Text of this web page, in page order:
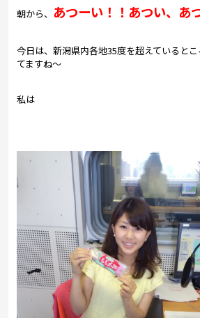
キッズ
ケンジュ
愛
会社概要・ビジョン
朝から、 あつーい！！あつい、あ
今日は、新潟県内各地35度を超えていると
てますね～
私は